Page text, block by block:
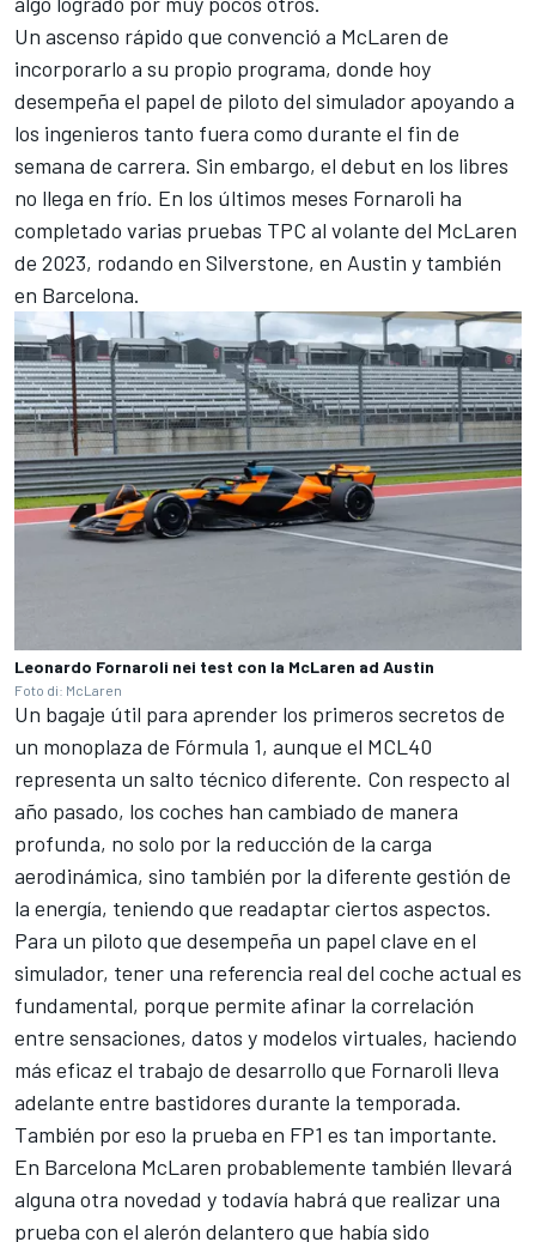
Un ascenso rápido que convenció a McLaren de
incorporarlo a su propio programa, donde hoy
desempeña el papel de piloto del simulador apoyando a
los ingenieros tanto fuera como durante el fin de
semana de carrera. Sin embargo, el debut en los libres
no llega en frío. En los últimos meses Fornaroli ha
completado varias pruebas TPC al volante del McLaren
de 2023, rodando en Silverstone, en Austin y también
en Barcelona.
Leonardo Fornaroli nei test con la McLaren ad Austin
Foto di: McLaren
Un bagaje útil para aprender los primeros secretos de
un monoplaza de Fórmula 1, aunque el MCL40
representa un salto técnico diferente. Con respecto al
año pasado, los coches han cambiado de manera
profunda, no solo por la reducción de la carga
aerodinámica, sino también por la diferente gestión de
la energía, teniendo que readaptar ciertos aspectos.
Para un piloto que desempeña un papel clave en el
simulador, tener una referencia real del coche actual es
fundamental, porque permite afinar la correlación
entre sensaciones, datos y modelos virtuales, haciendo
más eficaz el trabajo de desarrollo que Fornaroli lleva
adelante entre bastidores durante la temporada.
También por eso la prueba en FP1 es tan importante.
En Barcelona McLaren probablemente también llevará
alguna otra novedad y todavía habrá que realizar una
prueba con el alerón delantero que había sido